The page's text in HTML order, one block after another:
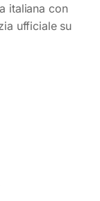
italiana con
ufficiale su